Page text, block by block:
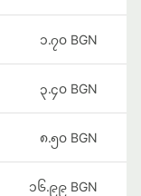
၁.၇၀ BGN
၃.၄၀ BGN
၈.၅၀ BGN
၁၆.၉၉ BGN